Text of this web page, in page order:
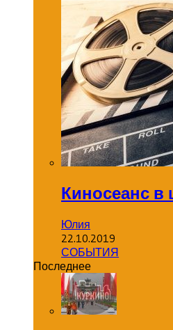
Киносеанс
Юлия
22.10.2019
СОБЫТИЯ
Последнее